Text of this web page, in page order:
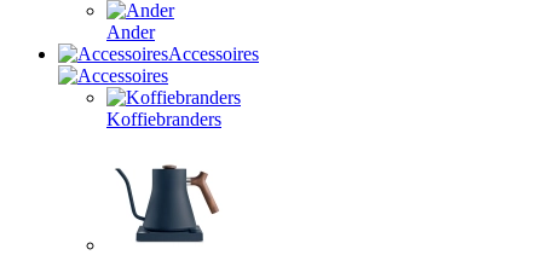
Ander
Accessoires
Koffiebranders